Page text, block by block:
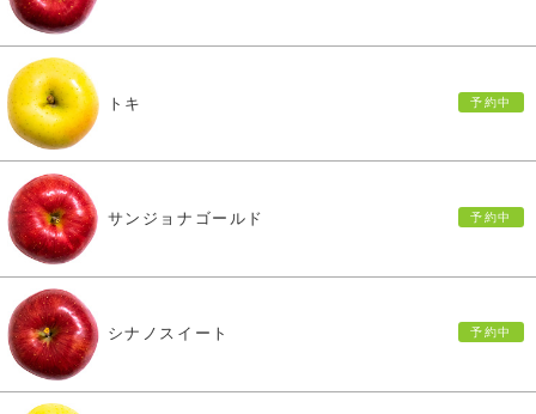
トキ
サンジョナゴールド
シナノスイート